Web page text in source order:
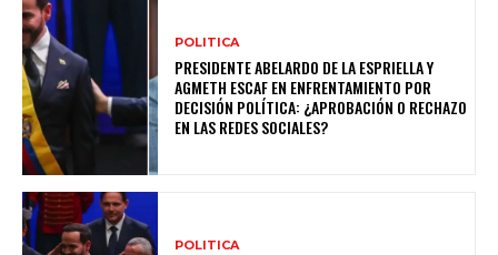
POLITICA
PRESIDENTE ABELARDO DE LA ESPRIELLA Y
AGMETH ESCAF EN ENFRENTAMIENTO POR
DECISIÓN POLÍTICA: ¿APROBACIÓN O RECHAZO
EN LAS REDES SOCIALES?
POLITICA